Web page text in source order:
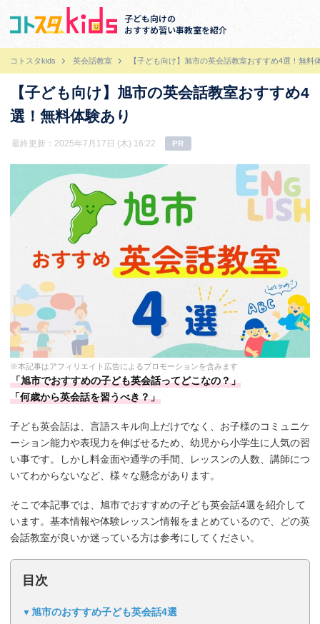
子ども向けの
おすすめ習い事教室を紹介
コトスタkids 英会話教室 【子ども向け】旭市の英会話教室おすすめ4選！無料
【子ども向け】旭市の英会話教室おすすめ4
選！無料体験あり
最終更新：2025年7月17日 (木) 16:22 PR
※本記事はアフィリエイト広告によるプロモーションを含みます
「旭市でおすすめの子ども英会話ってどこなの？」
「何歳から英会話を習うべき？」
子ども英会話は、言語スキル向上だけでなく、お子様のコミュニケ
ーション能力や表現力を伸ばせるため、幼児から小学生に人気の習
い事です。しかし料金面や通学の手間、レッスンの人数、講師につ
いてわからないなど、様々な懸念があります。
そこで本記事では、旭市でおすすめの子ども英会話4選を紹介して
います。基本情報や体験レッスン情報をまとめているので、どの英
会話教室が良いか迷っている方は参考にしてください。
目次
旭市のおすすめ子ども英会話4選